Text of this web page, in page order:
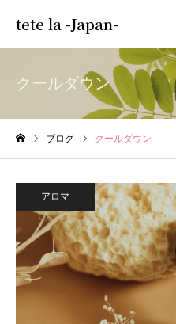
tete la -Japan-
クールダウン
ブログ クールダウン
アロマ